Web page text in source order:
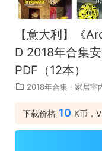
【意大利】《
D 2018年合集
PDF（12本）
2018年合集 · 家居室
下载价格 10 K币，